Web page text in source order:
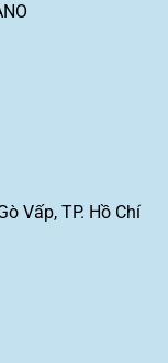
Vấp, TP. Hồ Chí